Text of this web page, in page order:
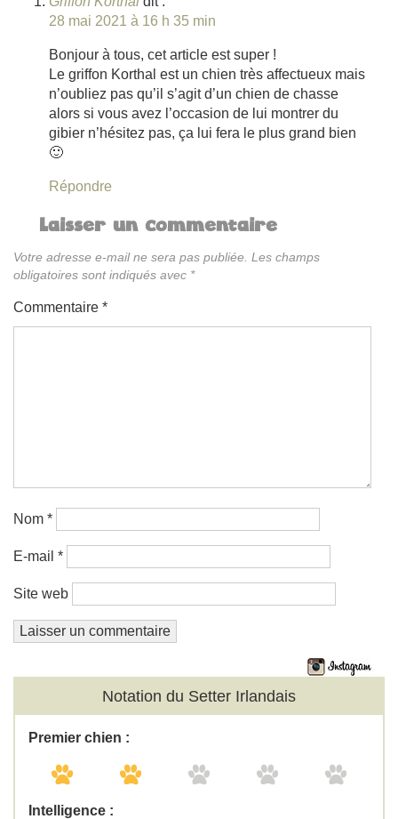
28 mai 2021 à 16 h 35 min
Bonjour à tous, cet article est super !
Le griffon Korthal est un chien très affectueux mais
n’oubliez pas qu’il s’agit d’un chien de chasse
alors si vous avez l’occasion de lui montrer du
gibier n’hésitez pas, ça lui fera le plus grand bien
🙂
Répondre
Laisser un commentaire
Votre adresse e-mail ne sera pas publiée. Les champs
obligatoires sont indiqués avec *
Commentaire *
Nom *
E-mail *
Site web
Notation du Setter Irlandais
Premier chien :
Intelligence :